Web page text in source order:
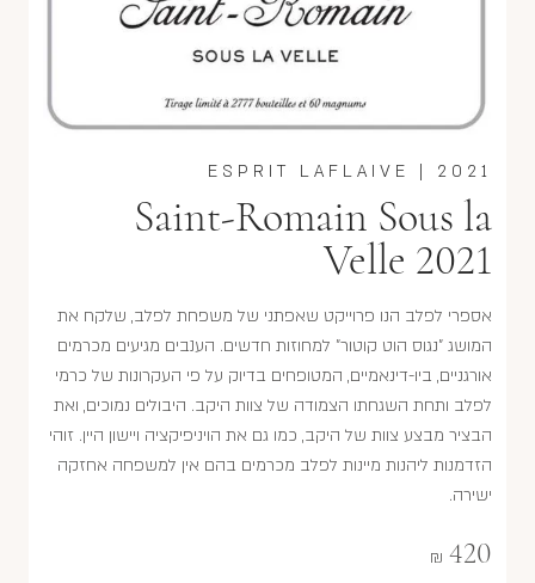
2021
ESPRIT LAFLAIVE
Saint-Romain Sous la
Velle 2021
אספרי לפלב הנו פרוייקט שאפתני של משפחת לפלב, שלקח את
המושג "נגוס הוט קוטור" למחוזות חדשים. הענבים מגיעים מכרמים
אורגניים, ביו-דינאמיים, המטופחים בדיוק על פי העקרונות של כרמי
לפלב ותחת השגחתו הצמודה של צוות היקב. היבולים נמוכים, ואת
הבציר מבצע צוות של היקב, כמו גם את הויניפיקציה ויישון היין. זוהי
הזדמנות ליהנות מיינות לפלב מכרמים בהם אין למשפחה אחזקה
ישירה.
420
₪